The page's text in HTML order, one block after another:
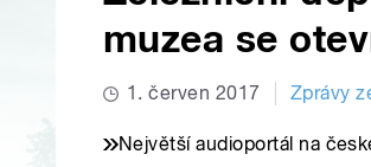
muzea se
1. červen 2017 Zprávy
Největší audioportál na